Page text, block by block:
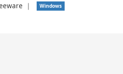
❘ Windows